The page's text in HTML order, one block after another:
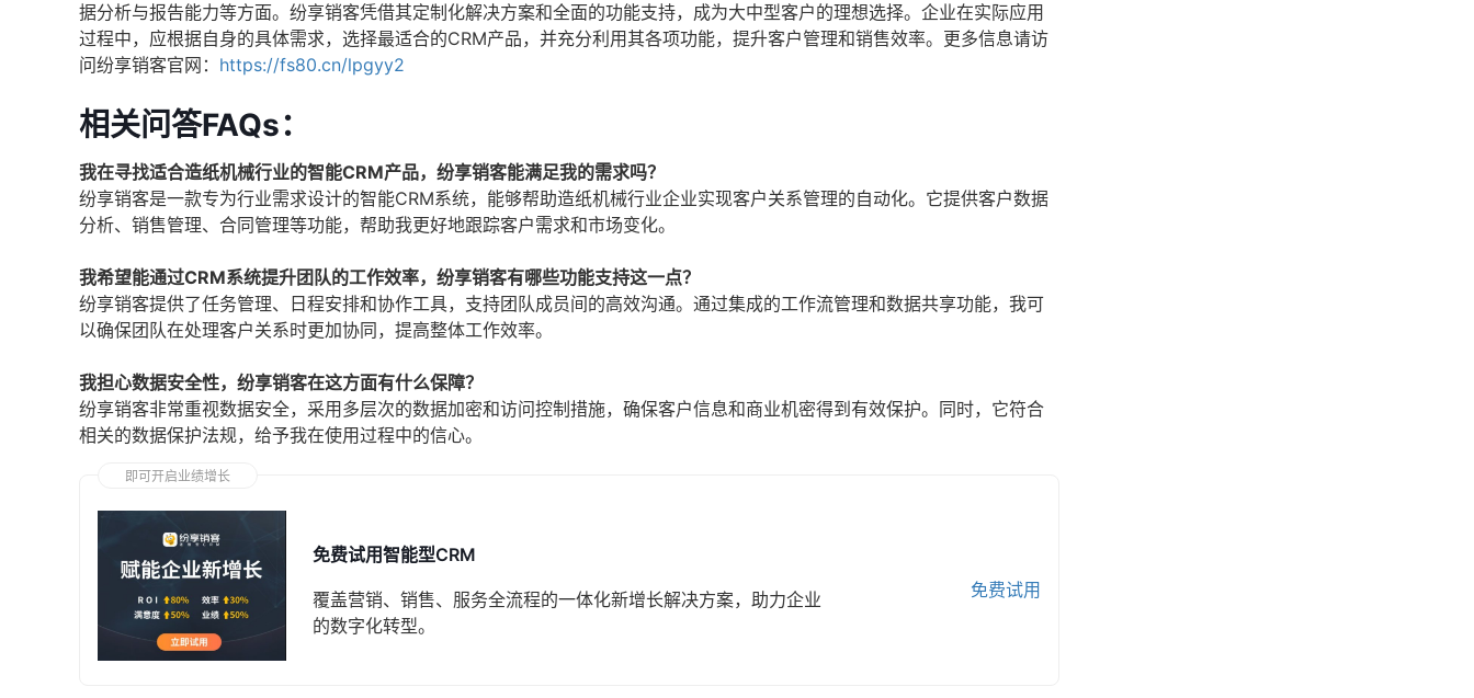
据分析与报告能力等方面。纷享销客凭借其定制化解决方案和全面的功能支持，成为大中型客户的理想选择。企业在实际应用
过程中，应根据自身的具体需求，选择最适合的CRM产品，并充分利用其各项功能，提升客户管理和销售效率。更多信息请访
问纷享销客官网： https://fs80.cn/lpgyy2
相关问答FAQs：
我在寻找适合造纸机械行业的智能CRM产品，纷享销客能满足我的需求吗？
纷享销客是一款专为行业需求设计的智能CRM系统，能够帮助造纸机械行业企业实现客户关系管理的自动化。它提供客户数据
分析、销售管理、合同管理等功能，帮助我更好地跟踪客户需求和市场变化。
我希望能通过CRM系统提升团队的工作效率，纷享销客有哪些功能支持这一点？
纷享销客提供了任务管理、日程安排和协作工具，支持团队成员间的高效沟通。通过集成的工作流管理和数据共享功能，我可
以确保团队在处理客户关系时更加协同，提高整体工作效率。
我担心数据安全性，纷享销客在这方面有什么保障？
纷享销客非常重视数据安全，采用多层次的数据加密和访问控制措施，确保客户信息和商业机密得到有效保护。同时，它符合
相关的数据保护法规，给予我在使用过程中的信心。
即可开启业绩增长
免费试用智能型CRM
覆盖营销、销售、服务全流程的一体化新增长解决方案，助力企业
的数字化转型。
免费试用